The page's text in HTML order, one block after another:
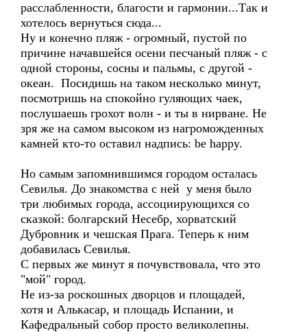
расслабленности, благости и гармонии...Так и
хотелось вернуться сюда...
Ну и конечно пляж - огромный, пустой по
причине начавшейся осени песчаный пляж - с
одной стороны, сосны и пальмы, с другой -
океан. Посидишь на таком несколько минут,
посмотришь на спокойно гуляющих чаек,
послушаешь грохот волн - и ты в нирване. Не
зря же на самом высоком из нагроможденных
камней кто-то оставил надпись: be happy.
Но самым запомнившимся городом осталась
Севилья. До знакомства с ней у меня было
три любимых города, ассоциирующихся со
сказкой: болгарский Несебр, хорватский
Дубровник и чешская Прага. Теперь к ним
добавилась Севилья.
С первых же минут я почувствовала, что это
"мой" город.
Не из-за роскошных дворцов и площадей,
хотя и Алькасар, и площадь Испании, и
Кафедральный собор просто великолепны.